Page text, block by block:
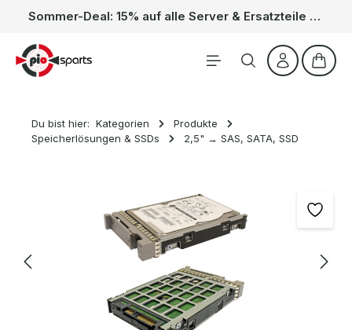
Zum Hauptinhalt springen Sommer-Deal: 15% auf alle Server & Ersatzteile – Kein Code nötig, der Rabatt wird automatisch im Warenkorb abgezogen. Gültig vom 01.06. bis 31.08.
Du bist hier: Kategorien
Produkte
Speicherlösungen & SSDs
2,5" → SAS, SATA, SSD